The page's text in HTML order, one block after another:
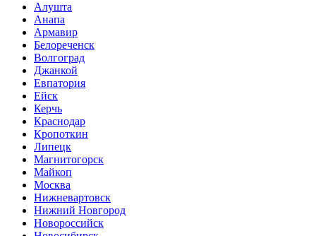
Алушта
Анапа
Армавир
Белореченск
Волгоград
Джанкой
Евпатория
Ейск
Керчь
Краснодар
Кропоткин
Липецк
Магнитогорск
Майкоп
Москва
Нижневартовск
Нижний Новгород
Новороссийск